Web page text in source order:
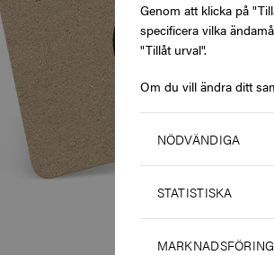
Genom att klicka på
specificera vilka
"Tillåt urval".
Om du vill ändra ditt
NÖDVÄNDIGA
STATISTISKA
MARKNADSFÖRING